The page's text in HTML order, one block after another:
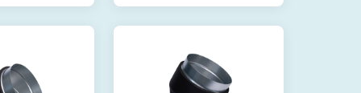
U SK-Zladu sa MEST EN
1506.